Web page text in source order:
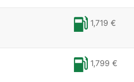
1,719 €
1,799 €